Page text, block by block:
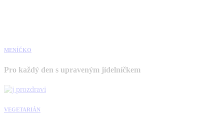
MENÍČKO
Pro každý den s upraveným jídelníčkem
VEGETARIÁN